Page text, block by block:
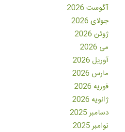
آگوست 2026
جولای 2026
ژوئن 2026
می 2026
آوریل 2026
مارس 2026
فوریه 2026
ژانویه 2026
دسامبر 2025
نوامبر 2025